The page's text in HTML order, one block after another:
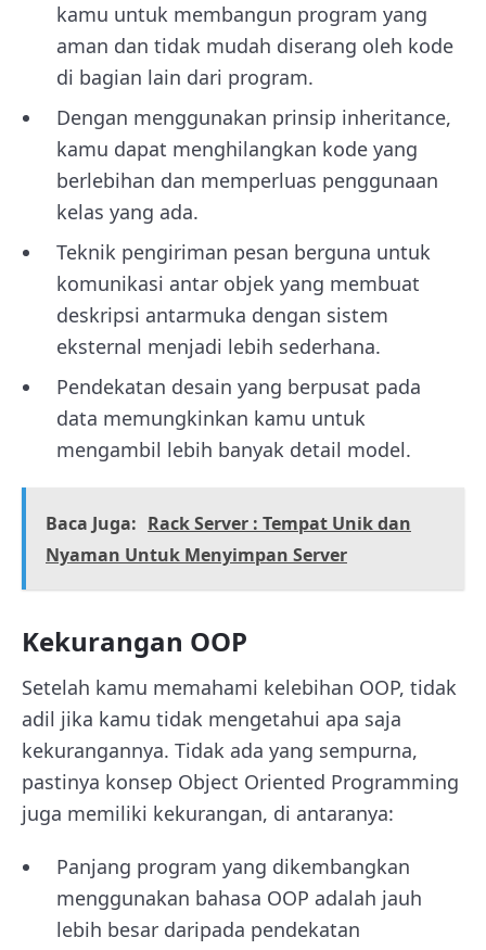
kamu untuk membangun program yang
aman dan tidak mudah diserang oleh kode
di bagian lain dari program.
Dengan menggunakan prinsip inheritance,
kamu dapat menghilangkan kode yang
berlebihan dan memperluas penggunaan
kelas yang ada.
Teknik pengiriman pesan berguna untuk
komunikasi antar objek yang membuat
deskripsi antarmuka dengan sistem
eksternal menjadi lebih sederhana.
Pendekatan desain yang berpusat pada
data memungkinkan kamu untuk
mengambil lebih banyak detail model.
Baca Juga: Rack Server : Tempat Unik dan
Nyaman Untuk Menyimpan Server
Kekurangan OOP
Setelah kamu memahami kelebihan OOP, tidak
adil jika kamu tidak mengetahui apa saja
kekurangannya. Tidak ada yang sempurna,
pastinya konsep Object Oriented Programming
juga memiliki kekurangan, di antaranya:
Panjang program yang dikembangkan
menggunakan bahasa OOP adalah jauh
lebih besar daripada pendekatan